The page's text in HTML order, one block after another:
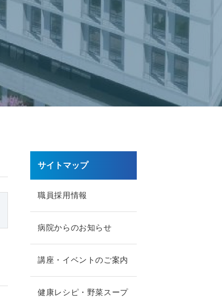
サイトマップ
職員採用情報
病院からのお知らせ
講座・イベントのご案内
健康レシピ・野菜スープ